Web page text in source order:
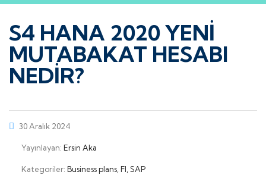
S4 HANA 2020 YENİ
MUTABAKAT HESABI
NEDİR?
30 Aralık 2024
Yayınlayan: Ersin Aka
Kategoriler: Business plans, FI, SAP